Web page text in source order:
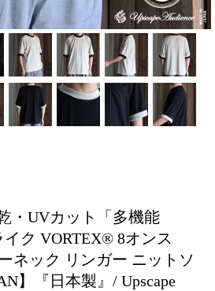
・UVカット「多機能
ク VORTEX® 8オンス
ネック リンガー ニットソ
】『日本製』/ Upscape